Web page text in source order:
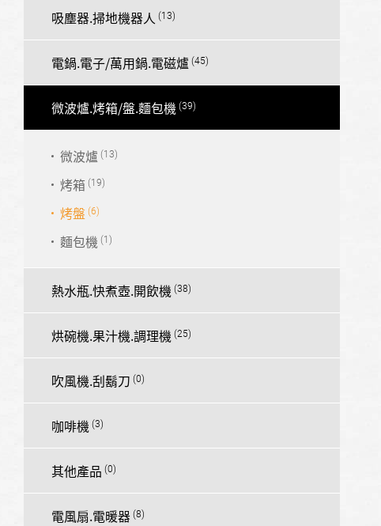
吸塵器.掃地機器人
電鍋.電子/萬用鍋.電磁爐
微波爐.烤箱/盤.麵包機
微波爐
烤箱
烤盤
麵包機
熱水瓶.快煮壺.開飲機
烘碗機.果汁機.調理機
吹風機.刮鬍刀
咖啡機
其他產品
電風扇.電暖器